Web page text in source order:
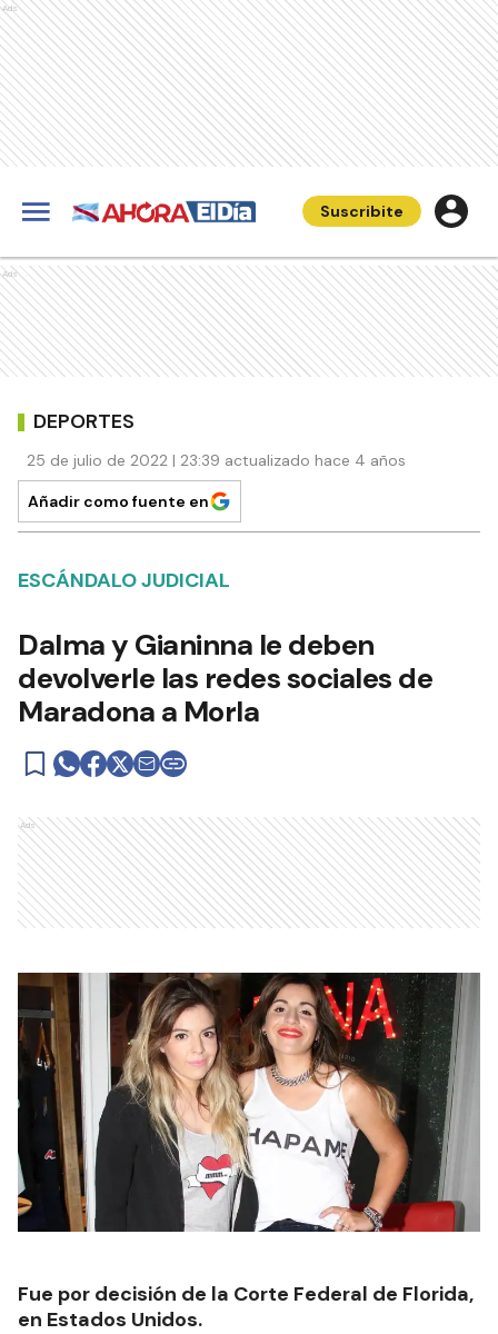
Ads
Suscribite
Ads
DEPORTES
25 de julio de 2022 | 23:39 actualizado hace 4 años
Añadir como fuente en
ESCÁNDALO JUDICIAL
Dalma y Gianinna le deben
devolverle las redes sociales de
Maradona a Morla
Ads
Fue por decisión de la Corte Federal de Florida,
en Estados Unidos.